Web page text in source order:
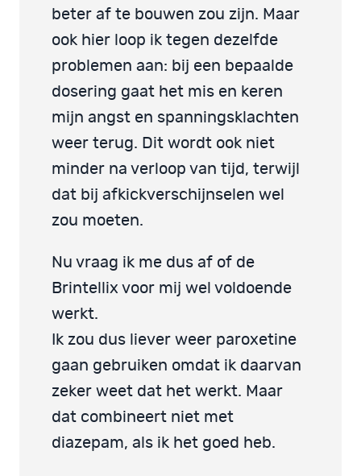
beter af te bouwen zou zijn. Maar
ook hier loop ik tegen dezelfde
problemen aan: bij een bepaalde
dosering gaat het mis en keren
mijn angst en spanningsklachten
weer terug. Dit wordt ook niet
minder na verloop van tijd, terwijl
dat bij afkickverschijnselen wel
zou moeten.
Nu vraag ik me dus af of de
Brintellix voor mij wel voldoende
werkt.
Ik zou dus liever weer paroxetine
gaan gebruiken omdat ik daarvan
zeker weet dat het werkt. Maar
dat combineert niet met
diazepam, als ik het goed heb.